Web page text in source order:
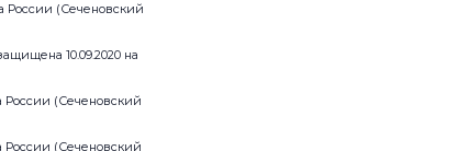
России (Сеченовский
10.09.2020 на
(Сеченовский
(Сеченовский